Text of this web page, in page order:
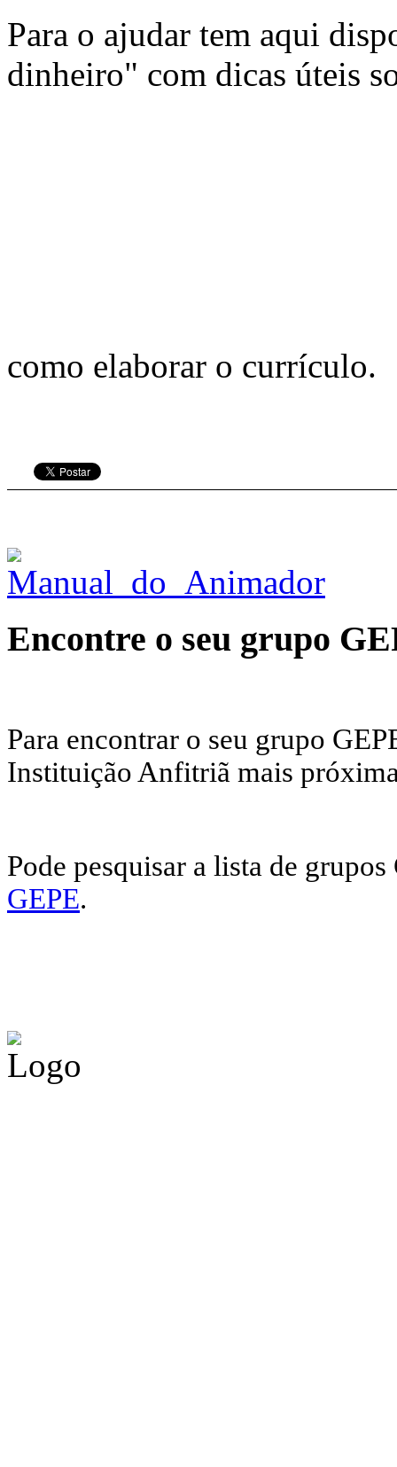
Para o ajudar tem aqui
dinheiro" com dicas úteis
como elaborar o currículo.
Encontre o seu grupo
Para encontrar o seu grupo
Instituição Anfitriã mais
Pode pesquisar a lista de
GEPE.